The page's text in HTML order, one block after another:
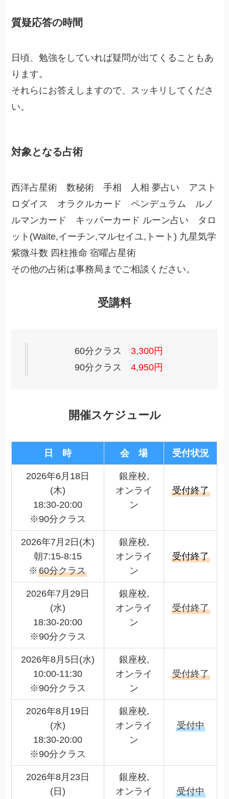
質疑応答の時間
日頃、勉強をしていれば疑問が出てくることもあ
ります。
それらにお答えしますので、スッキリしてくださ
い。
対象となる占術
西洋占星術 数秘術 手相 人相 夢占い アスト
ロダイス オラクルカード ペンデュラム ルノ
ルマンカード キッパーカード ルーン占い タロ
ット(Waite,イーチン,マルセイユ,トート) 九星気学
紫微斗数 四柱推命 宿曜占星術
その他の占術は事務局までご相談ください。
受講料
60分クラス3,300円
90分クラス4,950円
開催スケジュール
日 時 会 場 受付状況
2026年6月18日
(木)
18:30-20:00
※90分クラス
銀座校,
オンライ
ン
受付終了
2026年7月2日(木)
朝7:15-8:15
※60分クラス
銀座校,
オンライ
ン
受付終了
2026年7月29日
(水)
18:30-20:00
※90分クラス
銀座校,
オンライ
ン
受付終了
2026年8月5日(水)
10:00-11:30
※90分クラス
銀座校,
オンライ
ン
受付終了
2026年8月19日
(水)
18:30-20:00
※90分クラス
銀座校,
オンライ
ン
受付中
2026年8月23日
(日)
銀座校,
オンライ
受付中